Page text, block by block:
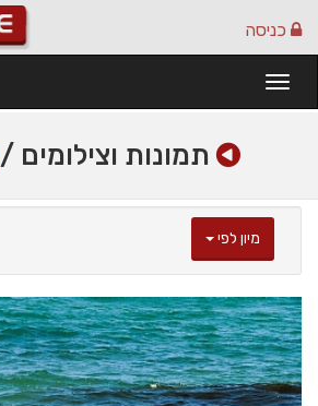
כניסה
תמונות וצילומים /
מיון לפי